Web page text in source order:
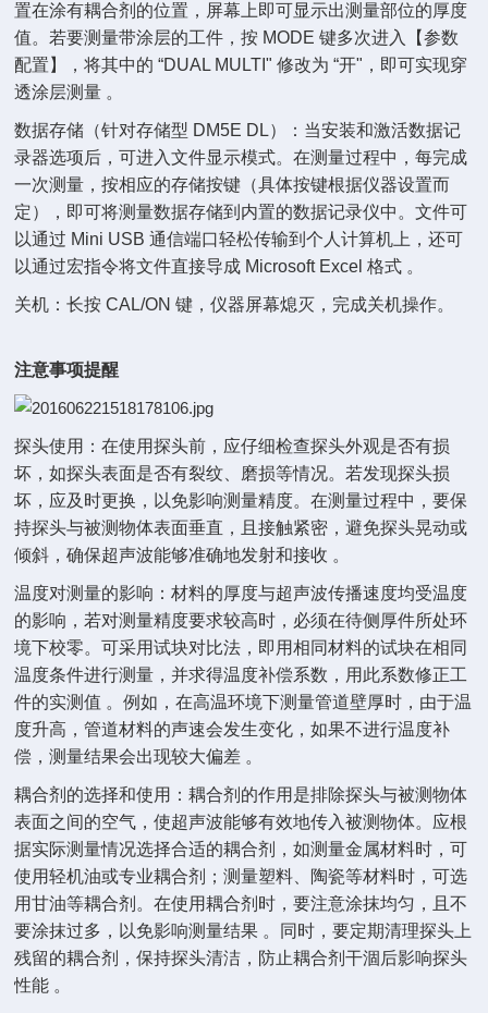
置在涂有耦合剂的位置，屏幕上即可显示出测量部位的厚度
值。若要测量带涂层的工件，按 MODE 键多次进入【参数
配置】，将其中的 “DUAL MULTI" 修改为 “开"，即可实现穿
透涂层测量 。
数据存储（针对存储型 DM5E DL）：当安装和激活数据记
录器选项后，可进入文件显示模式。在测量过程中，每完成
一次测量，按相应的存储按键（具体按键根据仪器设置而
定），即可将测量数据存储到内置的数据记录仪中。文件可
以通过 Mini USB 通信端口轻松传输到个人计算机上，还可
以通过宏指令将文件直接导成 Microsoft Excel 格式 。
关机：长按 CAL/ON 键，仪器屏幕熄灭，完成关机操作。
注意事项提醒
探头使用：在使用探头前，应仔细检查探头外观是否有损
坏，如探头表面是否有裂纹、磨损等情况。若发现探头损
坏，应及时更换，以免影响测量精度。在测量过程中，要保
持探头与被测物体表面垂直，且接触紧密，避免探头晃动或
倾斜，确保超声波能够准确地发射和接收 。
温度对测量的影响：材料的厚度与超声波传播速度均受温度
的影响，若对测量精度要求较高时，必须在待侧厚件所处环
境下校零。可采用试块对比法，即用相同材料的试块在相同
温度条件进行测量，并求得温度补偿系数，用此系数修正工
件的实测值 。例如，在高温环境下测量管道壁厚时，由于温
度升高，管道材料的声速会发生变化，如果不进行温度补
偿，测量结果会出现较大偏差 。
耦合剂的选择和使用：耦合剂的作用是排除探头与被测物体
表面之间的空气，使超声波能够有效地传入被测物体。应根
据实际测量情况选择合适的耦合剂，如测量金属材料时，可
使用轻机油或专业耦合剂；测量塑料、陶瓷等材料时，可选
用甘油等耦合剂。在使用耦合剂时，要注意涂抹均匀，且不
要涂抹过多，以免影响测量结果 。同时，要定期清理探头上
残留的耦合剂，保持探头清洁，防止耦合剂干涸后影响探头
性能 。